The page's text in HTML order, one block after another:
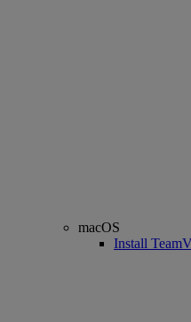
macOS
Install